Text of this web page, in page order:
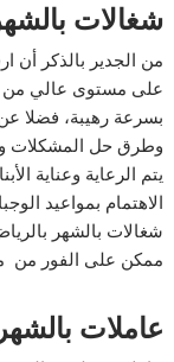
شغالات
من الجدير بالذكر أن
على مستوى عالي من
بسرعة رهيبة، فضلا
وطرق حل المشكلات
يتم الرعاية وعناية
الاهتمام بمواعيد
شغالات بالشهر
ممكن على الفور من
عاملات